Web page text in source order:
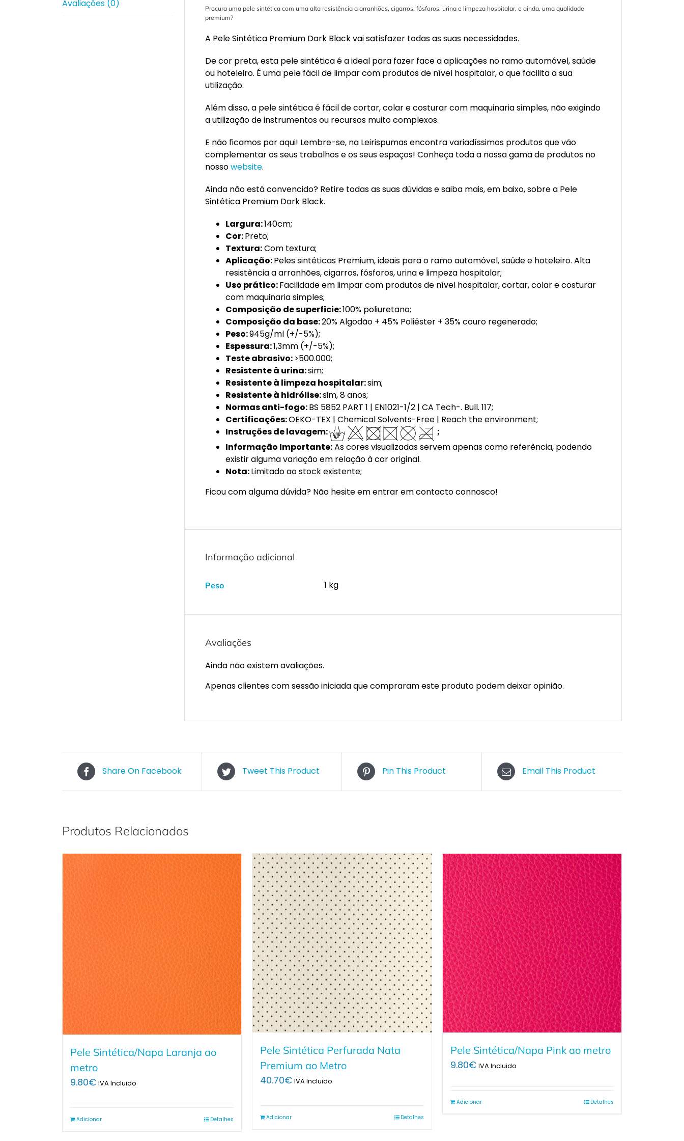
Avaliações (0)
Procura uma pele sintética com uma alta resistência a arranhões, cigarros, fósforos, urina e limpeza hospitalar, e ainda, uma qualidade
premium?
A Pele Sintética Premium Dark Black vai satisfazer todas as suas necessidades.
De cor preta, esta pele sintética é a ideal para fazer face a aplicações no ramo automóvel, saúde
ou hoteleiro. É uma pele fácil de limpar com produtos de nível hospitalar, o que facilita a sua
utilização.
Além disso, a pele sintética é fácil de cortar, colar e costurar com maquinaria simples, não exigindo
a utilização de instrumentos ou recursos muito complexos.
E não ficamos por aqui! Lembre-se, na Leirispumas encontra variadíssimos produtos que vão
complementar os seus trabalhos e os seus espaços! Conheça toda a nossa gama de produtos no
nossowebsite.
Ainda não está convencido? Retire todas as suas dúvidas e saiba mais, em baixo, sobre a Pele
Sintética Premium Dark Black.
Largura:140cm;
Cor:Preto;
Textura:Com textura;
Aplicação:Peles sintéticas Premium, ideais para o ramo automóvel, saúde e hoteleiro. Alta
resistência a arranhões, cigarros, fósforos, urina e limpeza hospitalar;
Uso prático:Facilidade em limpar com produtos de nível hospitalar, cortar, colar e costurar
com maquinaria simples;
Composição de superficie:100% poliuretano;
Composição da base:20% Algodão + 45% Poliéster + 35% couro regenerado;
Peso:945g/ml (+/-5%);
Espessura:1,3mm (+/-5%);
Teste abrasivo:>500.000;
Resistente à urina:sim;
Resistente à limpeza hospitalar:sim;
Resistente à hidrólise:sim, 8 anos;
Normas anti-fogo:BS 5852 PART 1 | EN1021-1/2 | CA Tech-. Bull. 117;
Certificações:OEKO-TEX | Chemical Solvents-Free | Reach the environment;
Instruções de lavagem:
;
Informação Importante:As cores visualizadas servem apenas como referência, podendo
existir alguma variação em relação à cor original.
Nota:Limitado ao stock existente;
Ficou com alguma dúvida? Não hesite em entrar em contacto connosco!
Informação adicional
Peso 1 kg
Avaliações
Ainda não existem avaliações.
Apenas clientes com sessão iniciada que compraram este produto podem deixar opinião.
Share On Facebook Tweet This Product Pin This Product Email This Product
Produtos Relacionados
Pele Sintética/Napa Laranja ao
metro
9.80€ IVA Incluido
Adicionar Detalhes
Pele Sintética Perfurada Nata
Premium ao Metro
40.70€ IVA Incluido
Adicionar Detalhes
Pele Sintética/Napa Pink ao metro
9.80€ IVA Incluido
Adicionar Detalhes